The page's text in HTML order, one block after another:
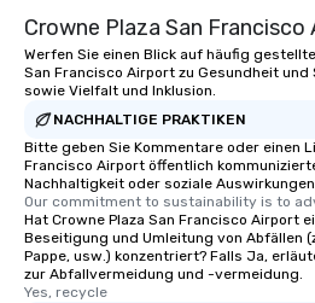
Crowne Plaza San Francisco
Werfen Sie einen Blick auf häufig
San Francisco Airport zu Gesundheit
sowie Vielfalt und Inklusion.
NACHHALTIGE PRAKTIKEN
Bitte geben Sie Kommentare oder einen
Francisco Airport öffentlich
Nachhaltigkeit oder soziale Auswirkungen
Our commitment to sustainability is to
Hat Crowne Plaza San Francisco Airport
Beseitigung und Umleitung von Abfällen
Pappe, usw.) konzentriert? Falls Ja,
zur Abfallvermeidung und -vermeidung.
Yes, recycle